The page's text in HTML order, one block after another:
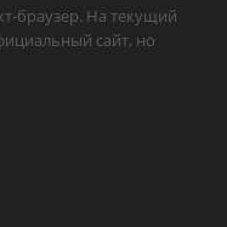
браузер. На текущий
сайт, но